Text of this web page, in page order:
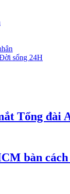
sống 24H
Tổng đài
bàn